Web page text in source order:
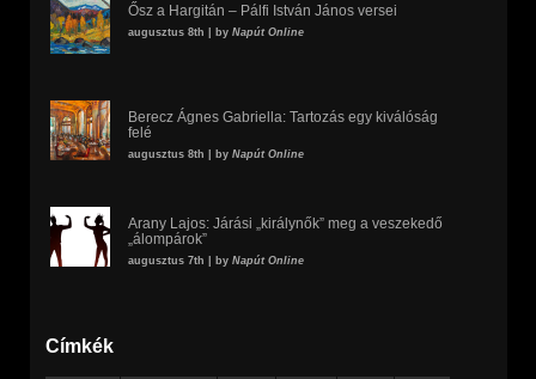
Ősz a Hargitán – Pálfi István János versei
augusztus 8th | by Napút Online
Berecz Ágnes Gabriella: Tartozás egy kiválóság
felé
augusztus 8th | by Napút Online
Arany Lajos: Járási „királynők” meg a veszekedő
„álompárok”
augusztus 7th | by Napút Online
Címkék